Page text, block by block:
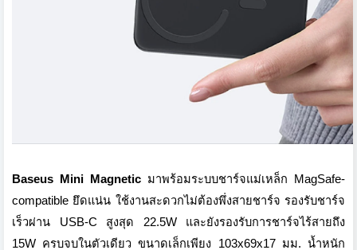
Baseus Mini Magnetic มาพร้อมระบบชาร์จแม่เหล็ก MagSafe-
compatible ยึดแน่น ใช้งานสะดวกไม่ต้องพึ่งสายชาร์จ รองรับชาร์จ
เร็วผ่าน USB-C สูงสุด 22.5W และยังรองรับการชาร์จไร้สายถึง
15W ครบจบในตัวเดียว ขนาดเล็กเพียง 103x69x17 มม. น้ำหนัก